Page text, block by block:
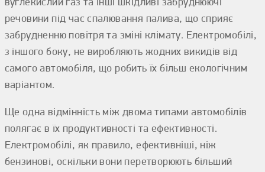
вуглекислий газ та інші шкідливі забруднюючі
речовини під час спалювання палива, що сприяє
забрудненню повітря та зміні клімату. Електромобілі,
з іншого боку, не виробляють жодних викидів від
самого автомобіля, що робить їх більш екологічним
варіантом.
Ще одна відмінність між двома типами автомобілів
полягає в їх продуктивності та ефективності.
Електромобілі, як правило, ефективніші, ніж
бензинові, оскільки вони перетворюють більший